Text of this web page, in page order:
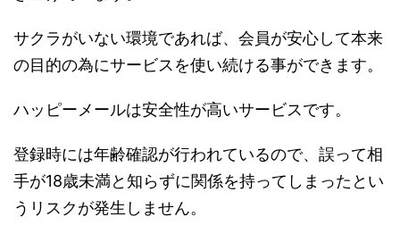
サクラがいない環境であれば、会員が安心して本来
の目的の為にサービスを使い続ける事ができます。
ハッピーメールは安全性が高いサービスです。
登録時には年齢確認が行われているので、誤って相
手が18歳未満と知らずに関係を持ってしまったとい
うリスクが発生しません。